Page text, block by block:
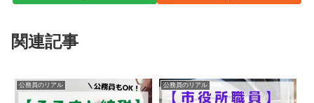
関連記事
公務員のリアル 公務員のリアル